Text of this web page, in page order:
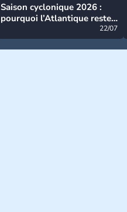
Saison cyclonique 2026 :
pourquoi l’Atlantique reste
22/07